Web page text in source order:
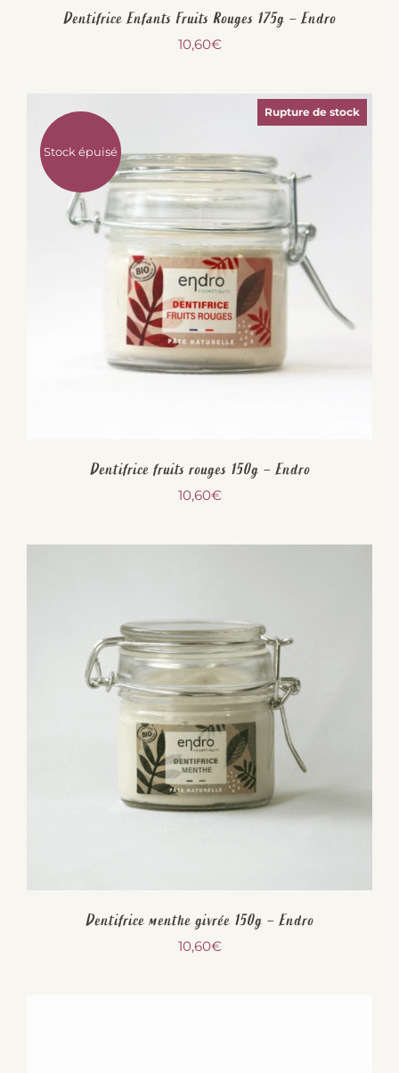
Dentifrice Enfants Fruits Rouges 175g – Endro
10,60€
Stock épuisé
Rupture de stock
Dentifrice fruits rouges 150g – Endro
10,60€
Dentifrice menthe givrée 150g – Endro
10,60€